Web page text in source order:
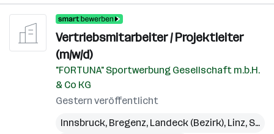
Vertriebsmitarbeiter / Projektleiter
(m/w/d)
"FORTUNA" Sportwerbung Gesellschaft m.b.H.
& Co KG
Gestern veröffentlicht
Innsbruck, Bregenz, Landeck (Bezirk), Linz, St. Pölten